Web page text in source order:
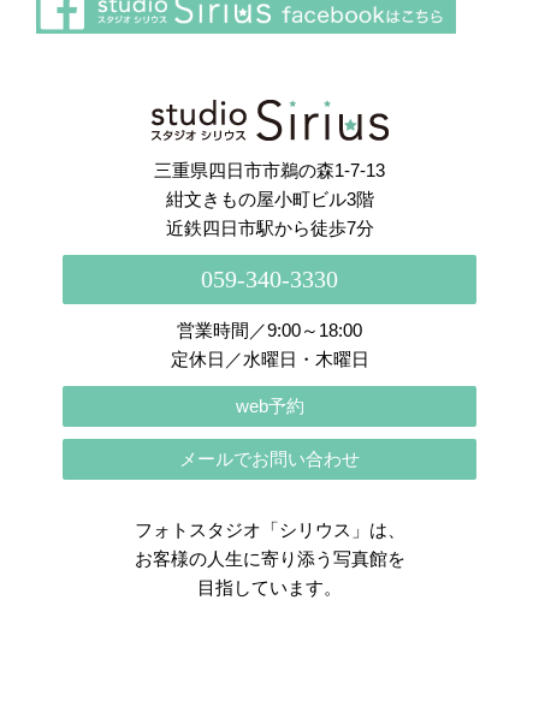
Instagram でフォロー
三重県四日市市鵜の森1-7-13
紺文きもの屋小町ビル3階
近鉄四日市駅から徒歩7分
059-340-3330
営業時間／9:00～18:00
定休日／水曜日・木曜日
web予約
メールでお問い合わせ
フォトスタジオ「シリウス」は、
お客様の人生に寄り添う写真館を
目指しています。